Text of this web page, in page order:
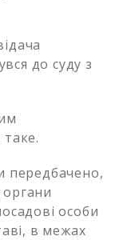
до суду з
передбачено,
особи
в межах